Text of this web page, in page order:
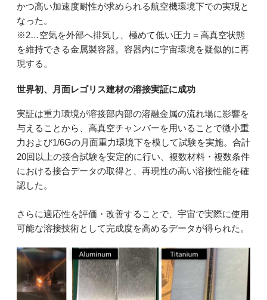
かつ高い加速度耐性が求められる航空機環境下での実現と
なった。
※2…空気を外部へ排気し、極めて低い圧力＝高真空状態
を維持できる金属製容器。容器内に宇宙環境を疑似的に再
現する。
世界初、月面レゴリス建材の溶接実証に成功
実証は重力環境が溶接部内部の溶融金属の流れ場に影響を
与えることから、高真空チャンバーを用いることで微小重
力および1/6Gの月面重力環境下を模して試験を実施。合計
20回以上の接合試験を安定的に行い、複数材料・複数条件
における接合データの取得と、再現性の高い溶接性能を確
認した。
さらに適応性を評価・改善することで、宇宙で実際に使用
可能な溶接技術として完成度を高めるデータが得られた。